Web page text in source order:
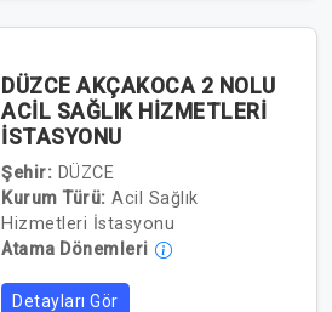
DÜZCE AKÇAKOCA 2 NOLU
ACİL SAĞLIK HİZMETLERİ
İSTASYONU
Şehir: DÜZCE
Kurum Türü: Acil Sağlık
Hizmetleri İstasyonu
Atama Dönemleri
Detayları Gör